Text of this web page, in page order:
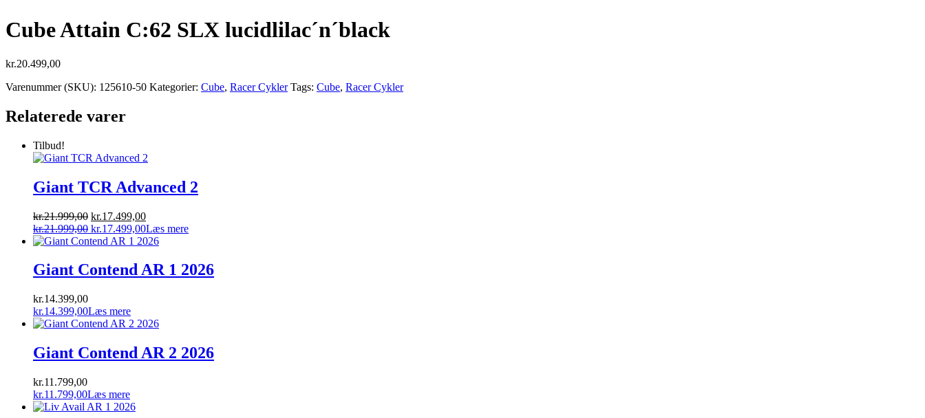
Cube Attain C:62 SLX lucidlilac´n´black
kr.20.499,00
Varenummer (SKU): 125610-50 Kategorier: Cube, Racer Cykler Tags: Cube, Racer Cykler
Relaterede varer
Tilbud!
Giant TCR Advanced 2
kr.21.999,00 Den
oprindelige
pris
kr.21.999,00.
kr.17.499,00Den
aktuelle
pris
kr.17.499,00.
kr.21.999,00 Den
oprindelige
var:
kr.21.999,00.
kr.17.499,00Den
aktuelle
er:
kr.17.499,00.
Læs mere
Giant Contend AR 1 2026
kr.14.399,00
kr.14.399,00Læs mere
Giant Contend AR 2 2026
kr.11.799,00
kr.11.799,00Læs mere